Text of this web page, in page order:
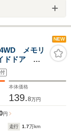
NEW
メモリ
ドドア ド
ッドラン
ブレー
本体価格
139.8万円
円
走行 1.7万km